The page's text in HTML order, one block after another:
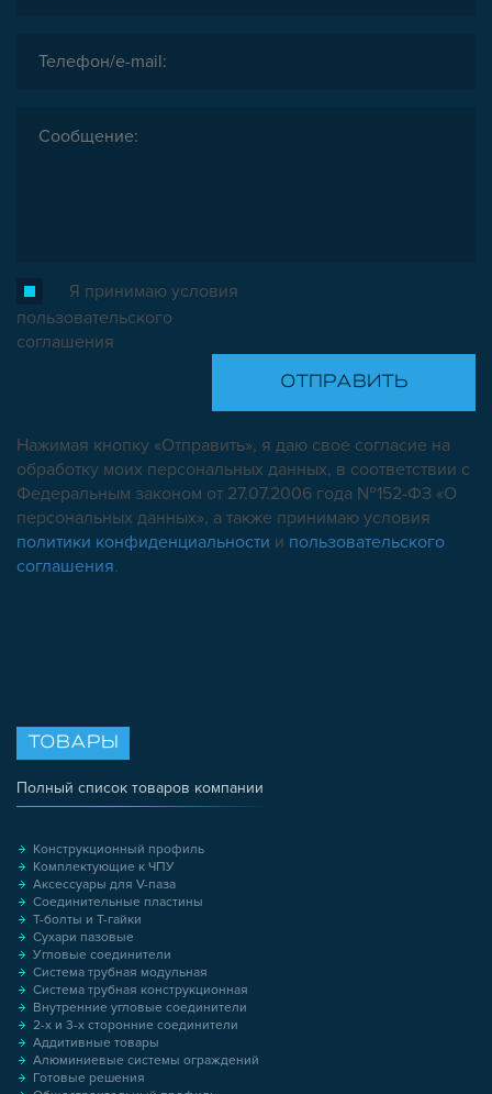
Я принимаю условия
пользовательского
соглашения
Нажимая кнопку «Отправить», я даю свое согласие на
обработку моих персональных данных, в соответствии с
Федеральным законом от 27.07.2006 года №152-ФЗ «О
персональных данных», а также принимаю условия
политики конфиденциальности и пользовательского
соглашения.
ТОВАРЫ
Полный список товаров компании
Конструкционный профиль
Комплектующие к ЧПУ
Аксессуары для V-паза
Соединительные пластины
Т-болты и Т-гайки
Сухари пазовые
Угловые соединители
Система трубная модульная
Система трубная конструкционная
Внутренние угловые соединители
2-х и 3-х сторонние соединители
Аддитивные товары
Алюминиевые системы ограждений
Готовые решения